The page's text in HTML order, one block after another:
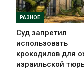
РАЗНОЕ
Суд запретил
использовать
крокодилов для
израильской